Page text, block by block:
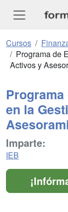
Cursos
Programa de
Activos y
en la
Imparte:
IEB